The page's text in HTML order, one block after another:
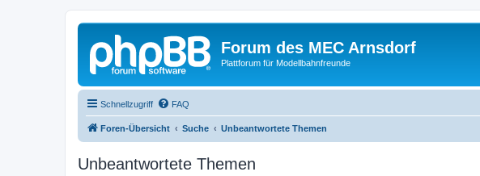
Forum des MEC Arnsdorf
Plattforum für Modellbahnfreunde
Schnellzugriff FAQ
Foren-Übersicht Suche Unbeantwortete Themen
Unbeantwortete Themen